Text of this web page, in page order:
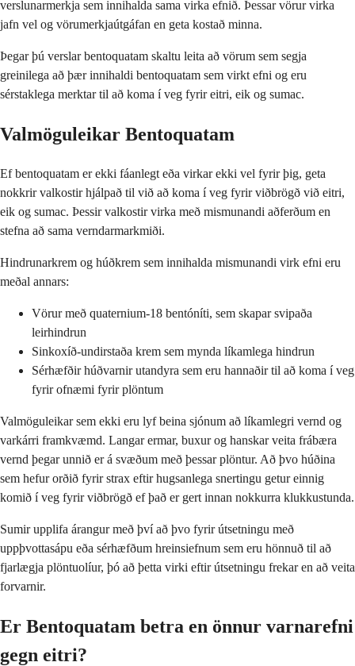
verslunarmerkja sem innihalda sama virka efnið. Þessar vörur virka
jafn vel og vörumerkjaútgáfan en geta kostað minna.
Þegar þú verslar bentoquatam skaltu leita að vörum sem segja
greinilega að þær innihaldi bentoquatam sem virkt efni og eru
sérstaklega merktar til að koma í veg fyrir eitri, eik og sumac.
Valmöguleikar Bentoquatam
Ef bentoquatam er ekki fáanlegt eða virkar ekki vel fyrir þig, geta
nokkrir valkostir hjálpað til við að koma í veg fyrir viðbrögð við eitri,
eik og sumac. Þessir valkostir virka með mismunandi aðferðum en
stefna að sama verndarmarkmiði.
Hindrunarkrem og húðkrem sem innihalda mismunandi virk efni eru
meðal annars:
Vörur með quaternium-18 bentóníti, sem skapar svipaða
leirhindrun
Sinkoxíð-undirstaða krem sem mynda líkamlega hindrun
Sérhæfðir húðvarnir utandyra sem eru hannaðir til að koma í veg
fyrir ofnæmi fyrir plöntum
Valmöguleikar sem ekki eru lyf beina sjónum að líkamlegri vernd og
varkárri framkvæmd. Langar ermar, buxur og hanskar veita frábæra
vernd þegar unnið er á svæðum með þessar plöntur. Að þvo húðina
sem hefur orðið fyrir strax eftir hugsanlega snertingu getur einnig
komið í veg fyrir viðbrögð ef það er gert innan nokkurra klukkustunda.
Sumir upplifa árangur með því að þvo fyrir útsetningu með
uppþvottasápu eða sérhæfðum hreinsiefnum sem eru hönnuð til að
fjarlægja plöntuolíur, þó að þetta virki eftir útsetningu frekar en að veita
forvarnir.
Er Bentoquatam betra en önnur varnarefni
gegn eitri?